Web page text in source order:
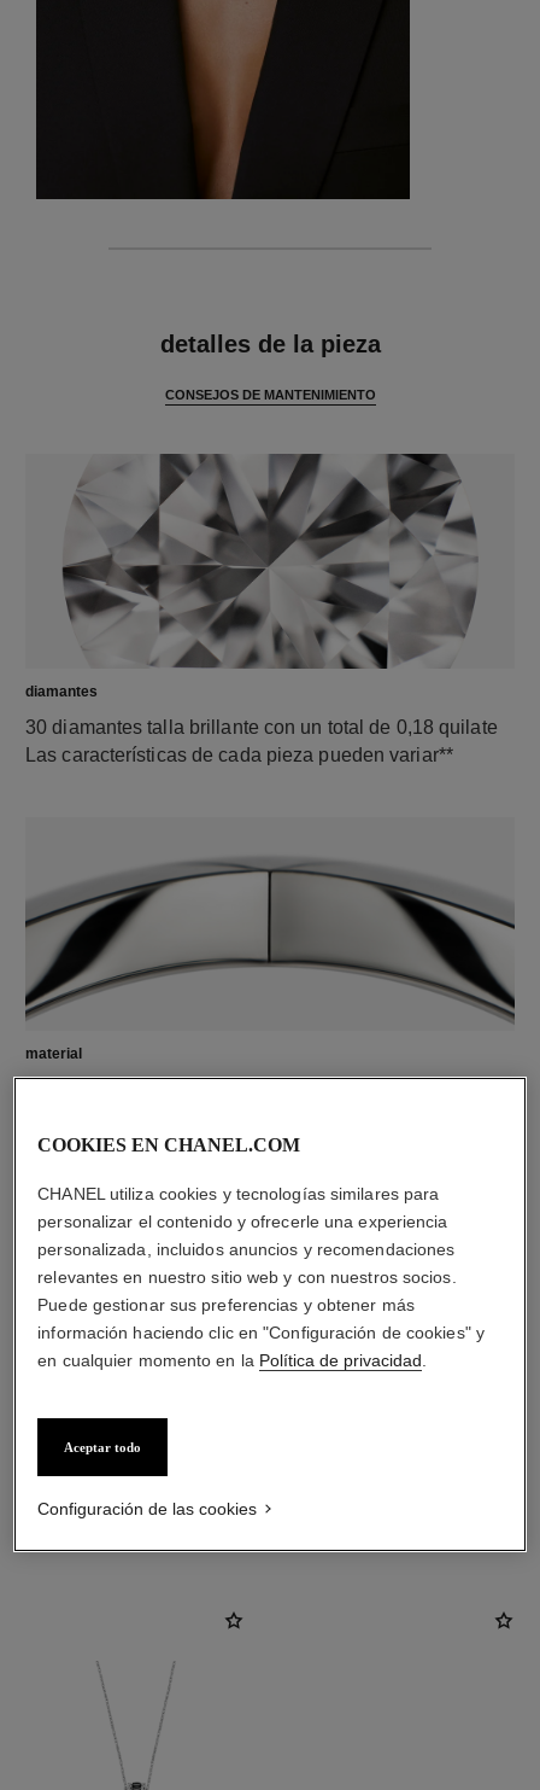
detalles de la pieza
CONSEJOS DE MANTENIMIENTO
diamantes
30 diamantes talla brillante con un total de 0,18 quilate
Las características de cada pieza pueden variar**
material
Cerámica negra
DESCUBRA TAMBIÉN
COOKIES EN CHANEL.COM
CHANEL utiliza cookies y tecnologías similares para
personalizar el contenido y ofrecerle una experiencia
personalizada, incluidos anuncios y recomendaciones
relevantes en nuestro sitio web y con nuestros socios.
Puede gestionar sus preferencias y obtener más
información haciendo clic en "Configuración de cookies" y
en cualquier momento en la Política de privacidad
Aceptar todo
Configuración de las cookies